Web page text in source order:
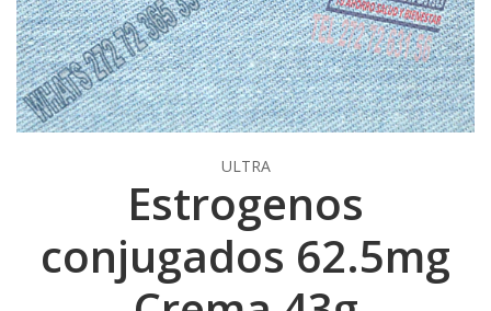
ULTRA
Estrogenos
conjugados 62.5mg